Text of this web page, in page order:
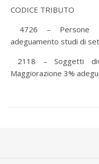
CODICE TRIBUTO
4726 – Persone
adeguamento studi di
2118 – Soggetti
Maggiorazione 3%